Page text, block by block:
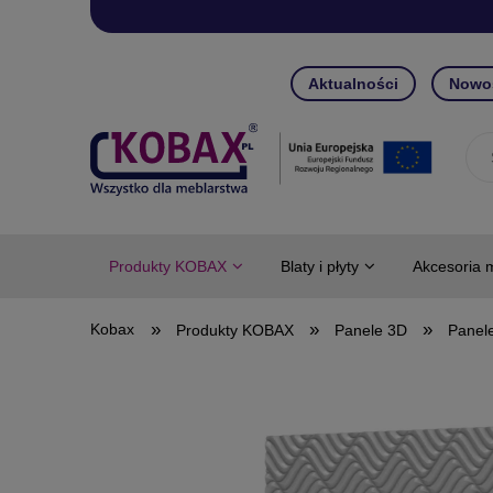
Aktualności
Produkty KOBAX Blaty i płyty Akcesoria
» Produkty KOBAX » Panele 3D »